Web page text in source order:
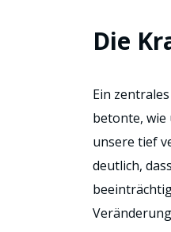
Die
Ein
betonte, wie
unsere tief
deutlich,